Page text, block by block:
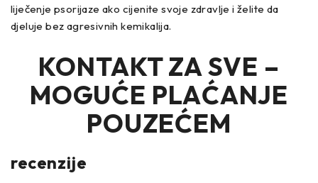
liječenje psorijaze ako cijenite svoje zdravlje i želite da
djeluje bez agresivnih kemikalija.
KONTAKT ZA SVE –
MOGUĆE PLAĆANJE
POUZEĆEM
recenzije